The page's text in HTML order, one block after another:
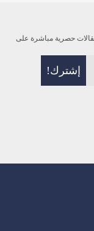
حصرية مباشرة على